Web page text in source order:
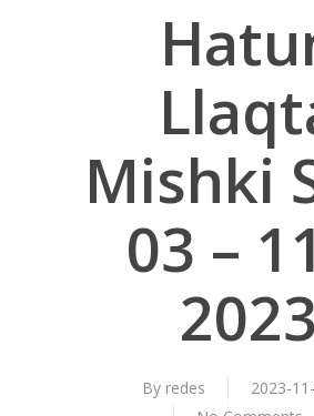
Mishki
03 –
2023
By redes
2023-